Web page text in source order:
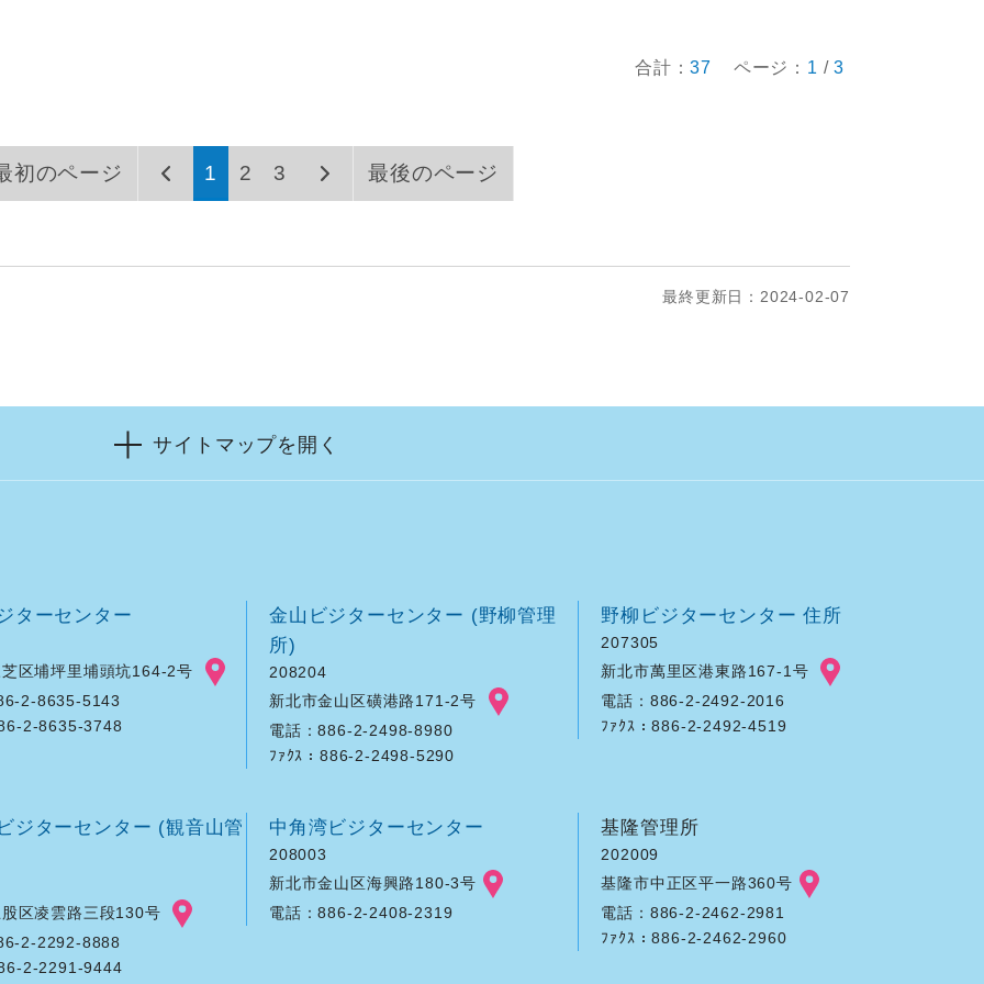
合計：37 ページ： 1 /3
初のページ 1 2 3 最後のページ
最終更新日：2024-02-07
サイトマップを開く
ターセンター
区埔坪里埔頭坑164-2号
2-8635-5143
2-8635-3748
金山ビジターセンター (野柳管理
所)
208204
新北市金山区磺港路171-2号
電話：886-2-2498-8980
ﾌｧｸｽ：886-2-2498-5290
野柳ビジターセンター 住所
207305
新北市萬里区港東路167-1号
電話：886-2-2492-2016
ﾌｧｸｽ：886-2-2492-4519
ジターセンター (観音山管
区凌雲路三段130号
2-2292-8888
2-2291-9444
中角湾ビジターセンター
208003
新北市金山区海興路180-3号
電話：886-2-2408-2319
基隆管理所
202009
基隆市中正区平一路360号
電話：886-2-2462-2981
ﾌｧｸｽ：886-2-2462-2960